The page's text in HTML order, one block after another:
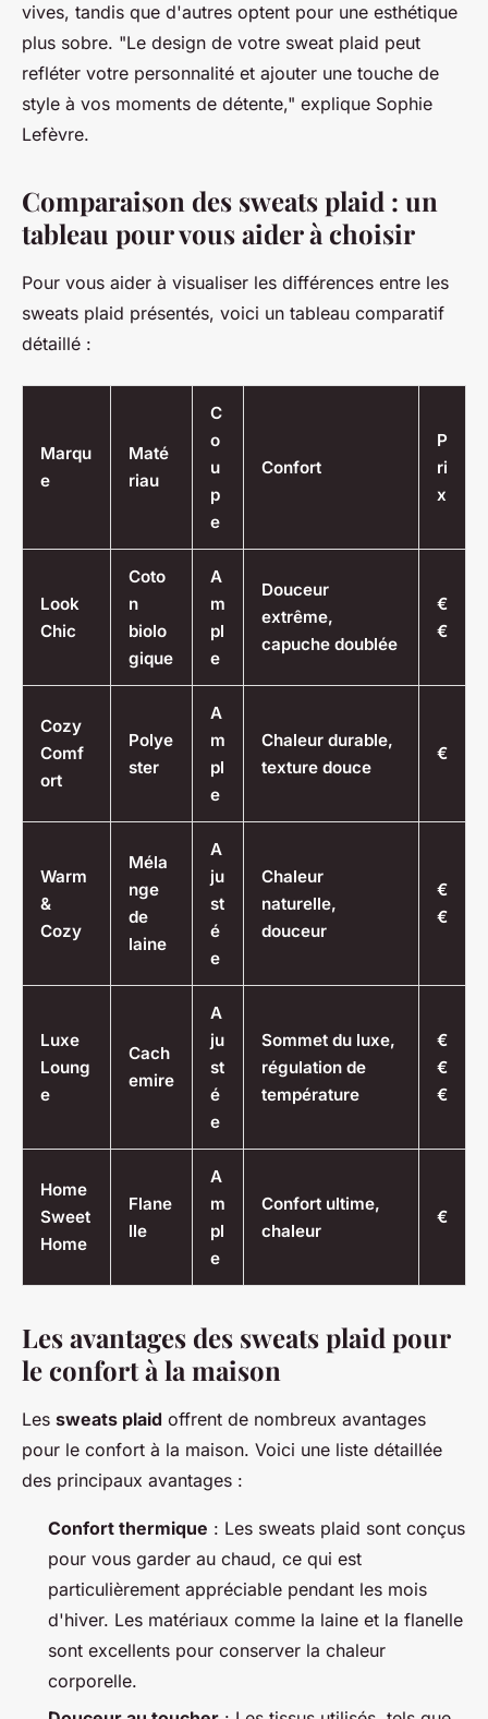
vives, tandis que d'autres optent pour une esthétique
plus sobre. "Le design de votre sweat plaid peut
refléter votre personnalité et ajouter une touche de
style à vos moments de détente," explique Sophie
Lefèvre.
Comparaison des sweats plaid : un
tableau pour vous aider à choisir
Pour vous aider à visualiser les différences entre les
sweats plaid présentés, voici un tableau comparatif
détaillé :
Marqu
e
Maté
riau
C
o
u
p
e
Confort
P
ri
x
Look
Chic
Coto
n
biolo
gique
A
m
pl
e
Douceur
extrême,
capuche doublée
€
€
Cozy
Comf
ort
Polye
ster
A
m
pl
e
Chaleur durable,
texture douce
€
Warm
&
Cozy
Méla
nge
de
laine
A
ju
st
é
e
Chaleur
naturelle,
douceur
€
€
Luxe
Loung
e
Cach
emire
A
ju
st
é
e
Sommet du luxe,
régulation de
température
€
€
€
Home
Sweet
Home
Flane
lle
A
m
pl
e
Confort ultime,
chaleur
€
Les avantages des sweats plaid pour
le confort à la maison
Les sweats plaid offrent de nombreux avantages
pour le confort à la maison. Voici une liste détaillée
des principaux avantages :
Confort thermique : Les sweats plaid sont conçus
pour vous garder au chaud, ce qui est
particulièrement appréciable pendant les mois
d'hiver. Les matériaux comme la laine et la flanelle
sont excellents pour conserver la chaleur
corporelle.